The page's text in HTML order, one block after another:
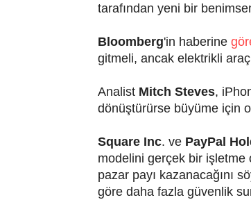
tarafından yeni bir
Bloomberg'in haberine
gitmeli, ancak elektrikli
Analist Mitch Steves,
dönüştürürse büyüme için
Square Inc. ve PayPal
modelini gerçek bir işletme
pazar payı kazanacağını
göre daha fazla güvenlik